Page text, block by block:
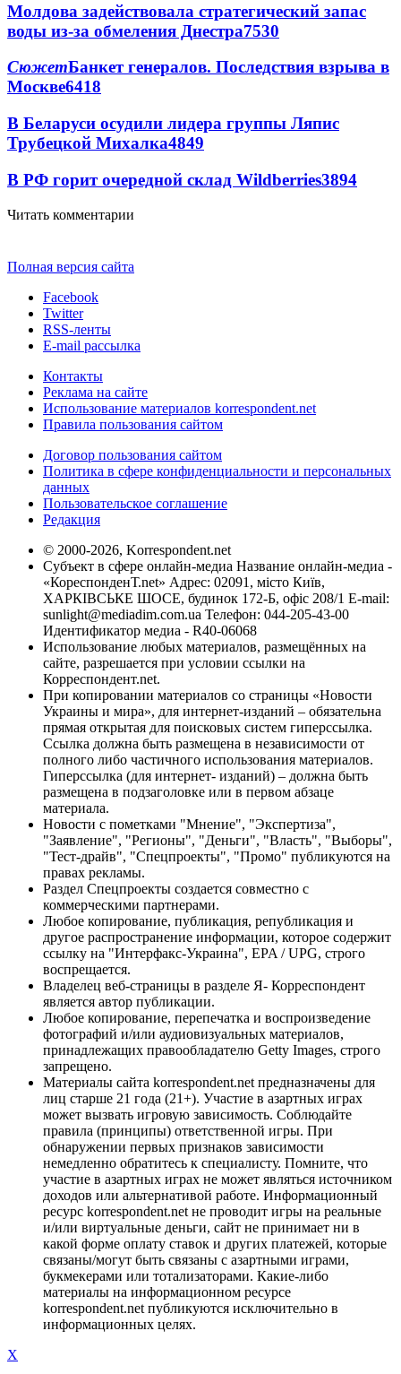
Молдова задействовала стратегический запас
воды из-за обмеления Днестра7530
СюжетБанкет генералов. Последствия взрыва в
Москве6418
В Беларуси осудили лидера группы Ляпис
Трубецкой Михалка4849
В РФ горит очередной склад Wildberries3894
Читать комментарии
Полная версия сайта
Facebook
Twitter
RSS-ленты
E-mail рассылка
Контакты
Реклама на сайте
Использование материалов korrespondent.net
Правила пользования сайтом
Договор пользования сайтом
Политика в сфере конфиденциальности и персональных
данных
Пользовательское соглашение
Редакция
© 2000-2026, Korrespondent.net
Субъект в сфере онлайн-медиа Название онлайн-медиа -
«КореспонденТ.net» Адрес: 02091, місто Київ,
ХАРКІВСЬКЕ ШОСЕ, будинок 172-Б, офіс 208/1 E-mail:
sunlight@mediadim.com.ua Телефон: 044-205-43-00
Идентификатор медиа - R40-06068
Использование любых материалов, размещённых на
сайте, разрешается при условии ссылки на
Корреспондент.net.
При копировании материалов со страницы «Новости
Украины и мира», для интернет-изданий – обязательна
прямая открытая для поисковых систем гиперссылка.
Ссылка должна быть размещена в независимости от
полного либо частичного использования материалов.
Гиперссылка (для интернет- изданий) – должна быть
размещена в подзаголовке или в первом абзаце
материала.
Новости с пометками "Мнение", "Экспертиза",
"Заявление", "Регионы", "Деньги", "Власть", "Выборы",
"Тест-драйв", "Спецпроекты", "Промо" публикуются на
правах рекламы.
Раздел Спецпроекты создается совместно с
коммерческими партнерами.
Любое копирование, публикация, републикация и
другое распространение информации, которое содержит
ссылку на "Интерфакс-Украина", EPA / UPG, строго
воспрещается.
Владелец веб-страницы в разделе Я- Корреспондент
является автор публикации.
Любое копирование, перепечатка и воспроизведение
фотографий и/или аудиовизуальных материалов,
принадлежащих правообладателю Getty Images, строго
запрещено.
Материалы сайта korrespondent.net предназначены для
лиц старше 21 года (21+). Участие в азартных играх
может вызвать игровую зависимость. Соблюдайте
правила (принципы) ответственной игры. При
обнаружении первых признаков зависимости
немедленно обратитесь к специалисту. Помните, что
участие в азартных играх не может являться источником
доходов или альтернативой работе. Информационный
ресурс korrespondent.net не проводит игры на реальные
и/или виртуальные деньги, сайт не принимает ни в
какой форме оплату ставок и других платежей, которые
связаны/могут быть связаны с азартными играми,
букмекерами или тотализаторами. Какие-либо
материалы на информационном ресурсе
korrespondent.net публикуются исключительно в
информационных целях.
X